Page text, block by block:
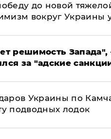
до новой
вокруг Украины
решимость
за "адские
Украины по
подводных лодок